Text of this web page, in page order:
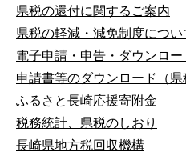
県税の還付に関するご案内
県税の軽減・減免制度につい
電子申請・申告・ダウンロー
申請書等のダウンロード（県
ふるさと長崎応援寄附金
税務統計、県税のしおり
長崎県地方税回収機構